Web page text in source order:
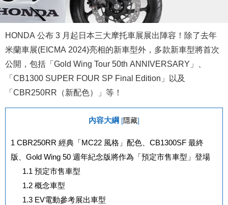
HONDA 公布 3 月起日本三大摩托車展展出陣容！除了去年
米蘭車展(EICMA 2024)亮相的新車型外，多款新車型將首次
公開，包括「Gold Wing Tour 50th ANNIVERSARY」、
「CB1300 SUPER FOUR SP Final Edition」以及
「CBR250RR（新配色）」等！
內容大綱 [隱藏]
1 CBR250RR 經典「MC22 風格」配色、CB1300SF 最終
版、Gold Wing 50 週年紀念版將作為「預定市售車型」登場
1.1 預定市售車型
1.2概念車型
1.3EV電動參考展出車型